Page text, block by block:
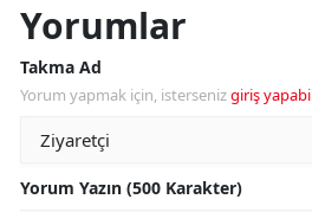
Yorumlar
Takma Ad
Yorum yapmak için, istersenizgiriş
Yorum Yazın (500 Karakter)